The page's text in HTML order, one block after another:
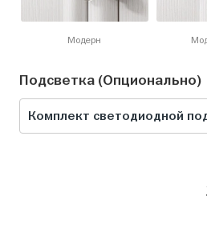
Модерн
Подсветка (Опционально)